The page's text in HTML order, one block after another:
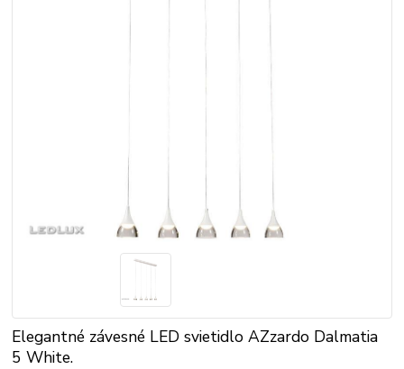
Elegantné závesné LED svietidlo AZzardo Dalmatia
5 White.